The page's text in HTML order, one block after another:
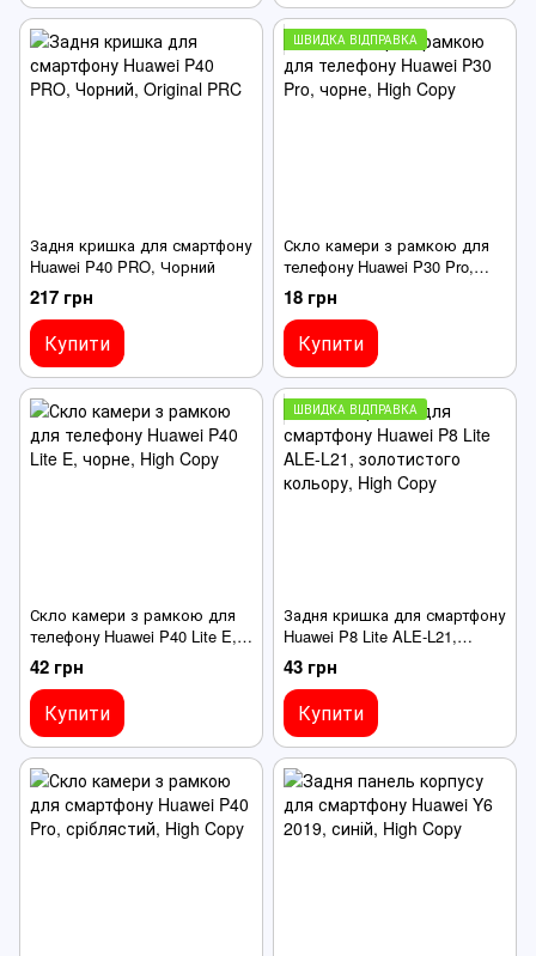
Задня кришка для смартфону
Huawei P40 PRO, Чорний
217 грн
Купити
ШВИДКА ВІДПРАВКА
Скло камери з рамкою для
телефону Huawei P30 Pro,
чорне
18 грн
Купити
Скло камери з рамкою для
телефону Huawei P40 Lite E,
чорне
42 грн
Купити
ШВИДКА ВІДПРАВКА
Задня кришка для смартфону
Huawei P8 Lite ALE-L21,
золотистого кольору
43 грн
Купити